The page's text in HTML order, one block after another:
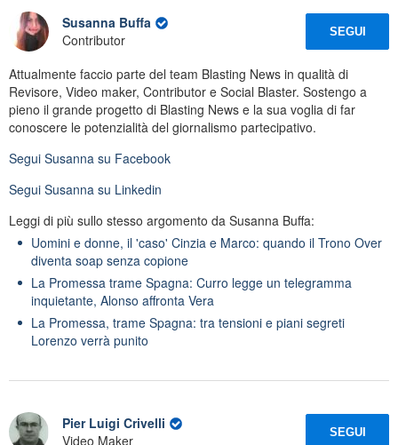
Susanna Buffa
Contributor
SEGUI
Attualmente faccio parte del team Blasting News in qualità di
Revisore, Video maker, Contributor e Social Blaster. Sostengo a
pieno il grande progetto di Blasting News e la sua voglia di far
conoscere le potenzialità del giornalismo partecipativo.
Segui Susanna su Facebook
Segui Susanna su Linkedin
Leggi di più sullo stesso argomento da Susanna Buffa:
Uomini e donne, il 'caso' Cinzia e Marco: quando il Trono Over
diventa soap senza copione
La Promessa trame Spagna: Curro legge un telegramma
inquietante, Alonso affronta Vera
La Promessa, trame Spagna: tra tensioni e piani segreti
Lorenzo verrà punito
Pier Luigi Crivelli
Video Maker
SEGUI